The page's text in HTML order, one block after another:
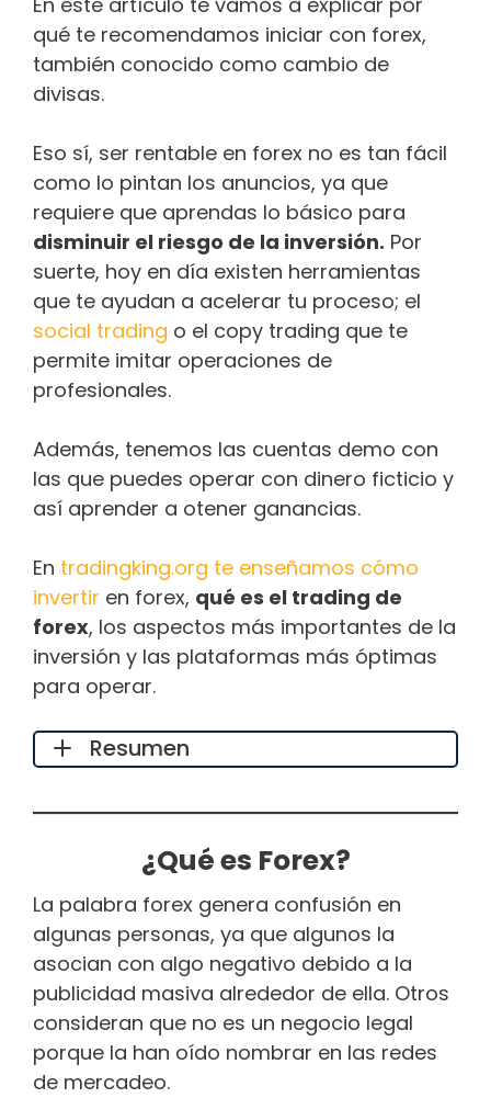
qué te recomendamos iniciar con forex,
también conocido como cambio de
divisas.
Eso sí, ser rentable en forex no es tan fácil
como lo pintan los anuncios, ya que
requiere que aprendas lo básico para
disminuir el riesgo de la inversión. Por
suerte, hoy en día existen herramientas
que te ayudan a acelerar tu proceso; el
social trading o el copy trading que te
permite imitar operaciones de
profesionales.
Además, tenemos las cuentas demo con
las que puedes operar con dinero ficticio y
así aprender a otener ganancias.
En tradingking.org te enseñamos cómo
invertir en forex, qué es el trading de
forex, los aspectos más importantes de la
inversión y las plataformas más óptimas
para operar.
Resumen
¿Qué es Forex?
La palabra forex genera confusión en
algunas personas, ya que algunos la
asocian con algo negativo debido a la
publicidad masiva alrededor de ella. Otros
consideran que no es un negocio legal
porque la han oído nombrar en las redes
de mercadeo.